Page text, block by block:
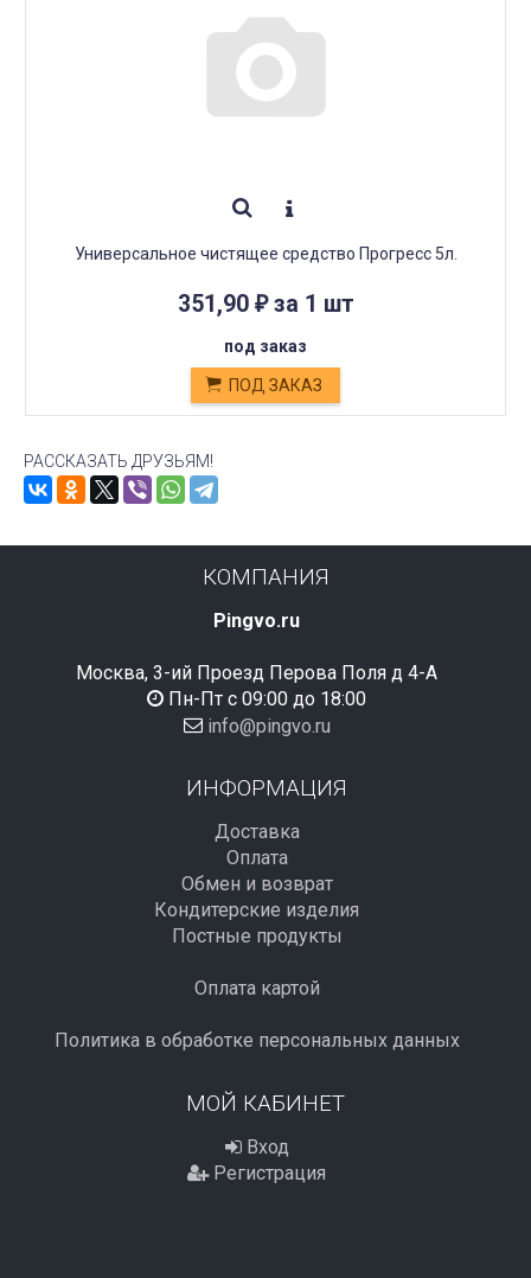
Универсальное чистящее средство Прогресс 5л.
351,90 ₽за 1 шт
под заказ
ПОД ЗАКАЗ
РАССКАЗАТЬ ДРУЗЬЯМ!
КОМПАНИЯ
Pingvo.ru
Москва, 3-ий Проезд Перова Поля д 4-А
Пн-Пт с 09:00 до 18:00
info@pingvo.ru
ИНФОРМАЦИЯ
Доставка
Оплата
Обмен и возврат
Кондитерские изделия
Постные продукты
Оплата картой
Политика в обработке персональных данных
МОЙ КАБИНЕТ
Вход
Регистрация